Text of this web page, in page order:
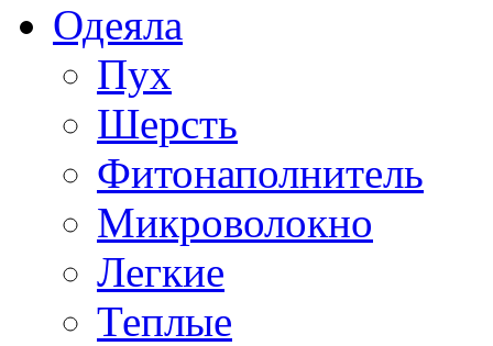
Одеяла
Пух
Шерсть
Фитонаполнитель
Микроволокно
Легкие
Теплые